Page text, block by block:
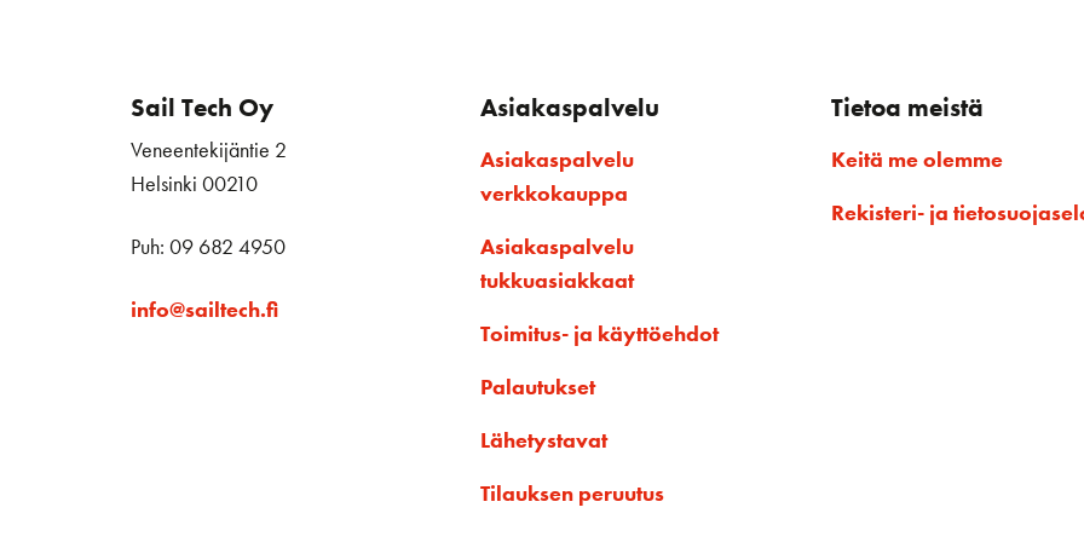
Sail Tech Oy
Veneentekijäntie 2
Helsinki 00210
Puh: 09 682 4950
info@sailtech.fi
Asiakaspalvelu
Asiakaspalvelu
verkkokauppa
Asiakaspalvelu
tukkuasiakkaat
Toimitus- ja käyttöehdot
Palautukset
Lähetystavat
Tilauksen peruutus
Tietoa meistä
Keitä me olemme
Rekisteri- ja